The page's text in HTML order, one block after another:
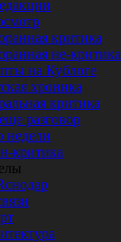
критика
не-критика
на Кублоге
хроника
критика
разговор
недели
критика